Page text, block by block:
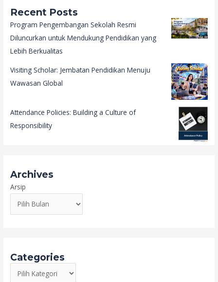
Recent Posts
Program Pengembangan Sekolah Resmi
Diluncurkan untuk Mendukung Pendidikan yang
Lebih Berkualitas
Visiting Scholar: Jembatan Pendidikan Menuju
Wawasan Global
Attendance Policies: Building a Culture of
Responsibility
Archives
Arsip
Categories